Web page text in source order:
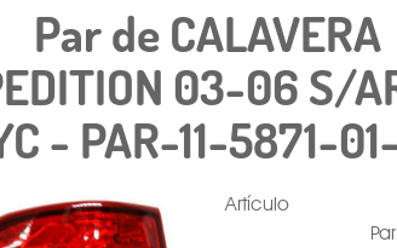
Par de CALAVERA
03-06 S/
- PAR-11-5871-
Artículo